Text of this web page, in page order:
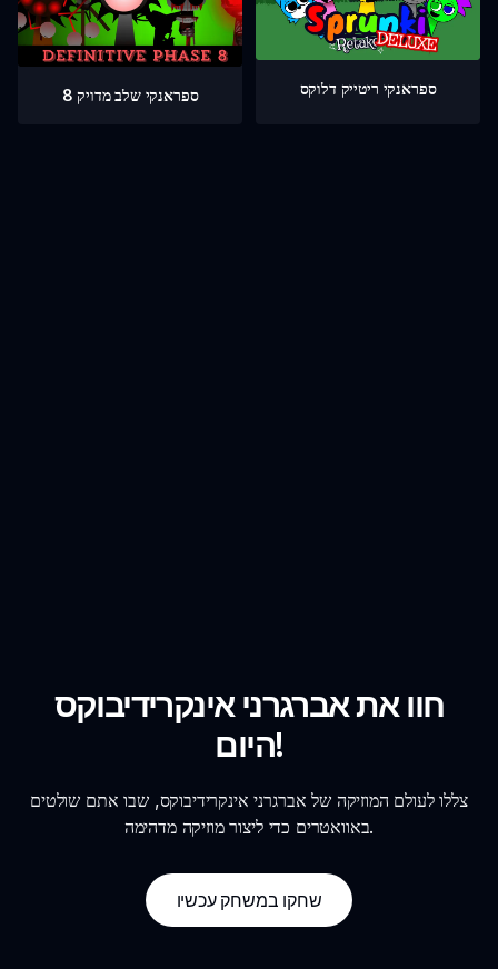
ספראנקי שלב מדויק 8 ספראנקי ריטייק דלוקס
חוו את אברגרני אינקרידיבוקס
היום!
צללו לעולם המוזיקה של אברגרני אינקרידיבוקס, שבו אתם שולטים
באוואטרים כדי ליצור מוזיקה מדהימה.
שחקו במשחק עכשיו